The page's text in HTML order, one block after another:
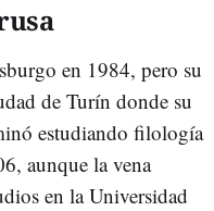
en 1984, pero su
de Turín donde su
estudiando filología
aunque la vena
en la Universidad